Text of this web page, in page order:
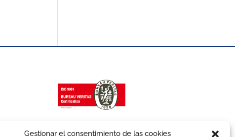
Gestionar el consentimiento de las cookies